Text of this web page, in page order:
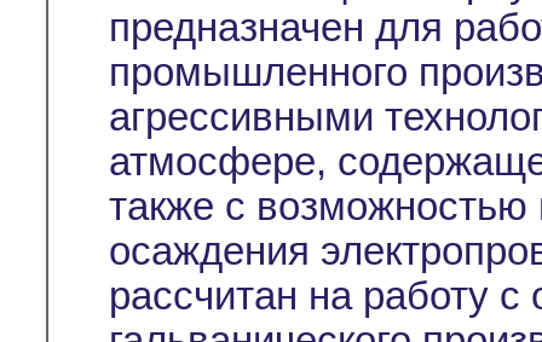
предназначен для
промышленного
агрессивными
атмосфере,
также с
осаждения
рассчитан на работу